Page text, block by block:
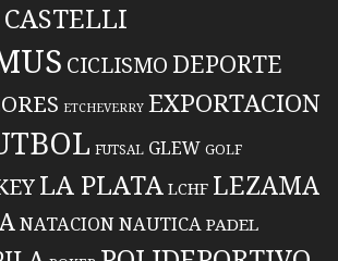
CASTELLI
CICLISMO DEPORTE
ETCHEVERRY EXPORTACION
FUTSAL GLEW GOLF
LA PLATA LCHF LEZAMA
NATACIONNAUTICA PADEL